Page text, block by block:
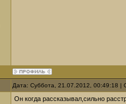
Дата: Суббота, 21.07.2012, 00:49:18
Он когда рассказывал,сильно